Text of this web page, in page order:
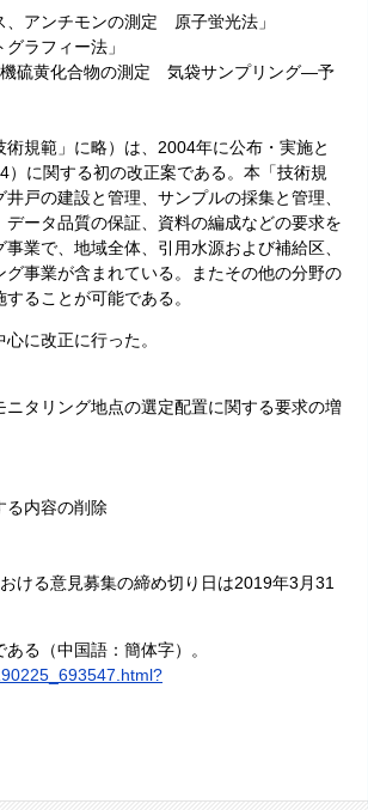
アンチモンの測定 原子蛍光法」
ラフィー法」
硫黄化合物の測定 気袋サンプリング―予
規範」に略）は、2004年に公布・実施と
に関する初の改正案である。本「技術規
戸の建設と管理、サンプルの採集と管理、
ータ品質の保証、資料の編成などの要求を
業で、地域全体、引用水源および補給区、
事業が含まれている。またその他の分野の
ることが可能である。
に改正に行った。
タリング地点の選定配置に関する要求の増
る内容の削除
ける意見募集の締め切り日は2019年3月31
る（中国語：簡体字）。